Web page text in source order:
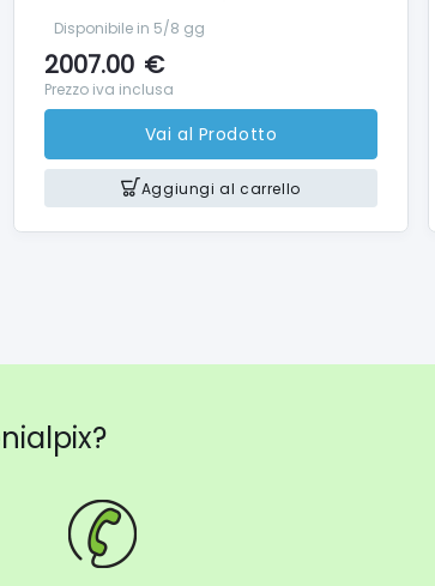
Disponibile in 5/8 gg
2007.00 €
Prezzo iva inclusa
Vai al Prodotto
Aggiungi al carrello